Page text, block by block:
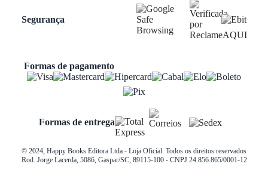
Segurança
Formas de pagamento
Formas de entrega
© 2024, Happy Books Editora Ltda - Loja Oficial. Todos os direitos reservados
Rod. Jorge Lacerda, 5086, Gaspar/SC, 89115-100 - CNPJ 24.856.865/0001-12